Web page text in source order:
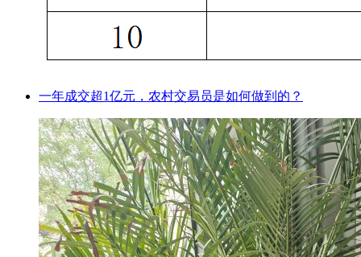
一年成交超1亿元，农村交易员是如何做到的？